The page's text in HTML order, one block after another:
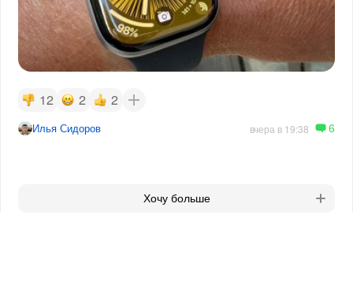
12 2 2
Илья Сидоров вчера в 19:38 6
Хочу больше